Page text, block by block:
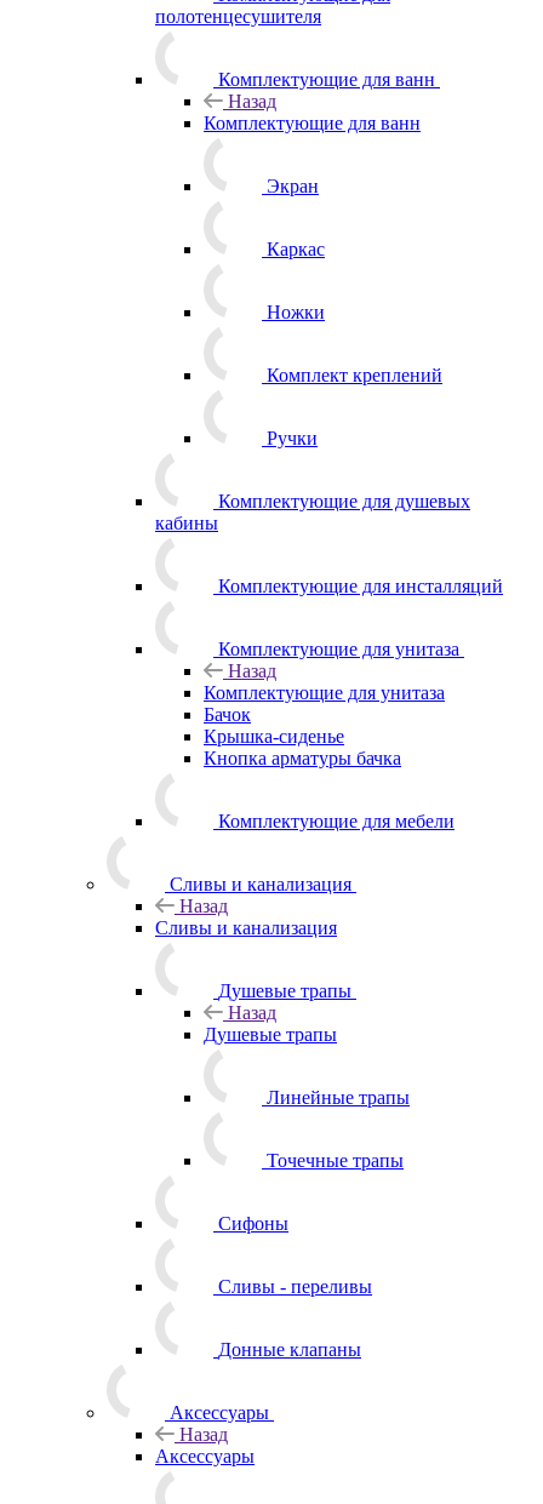
полотенцесушителя
Комплектующие для ванн
Назад
Комплектующие для ванн
Экран
Каркас
Ножки
Комплект креплений
Ручки
Комплектующие для душевых
кабины
Комплектующие для инсталляций
Комплектующие для унитаза
Назад
Комплектующие для унитаза
Бачок
Крышка-сиденье
Кнопка арматуры бачка
Комплектующие для мебели
Сливы и канализация
Назад
Сливы и канализация
Душевые трапы
Назад
Душевые трапы
Линейные трапы
Точечные трапы
Сифоны
Сливы - переливы
Донные клапаны
Аксессуары
Назад
Аксессуары